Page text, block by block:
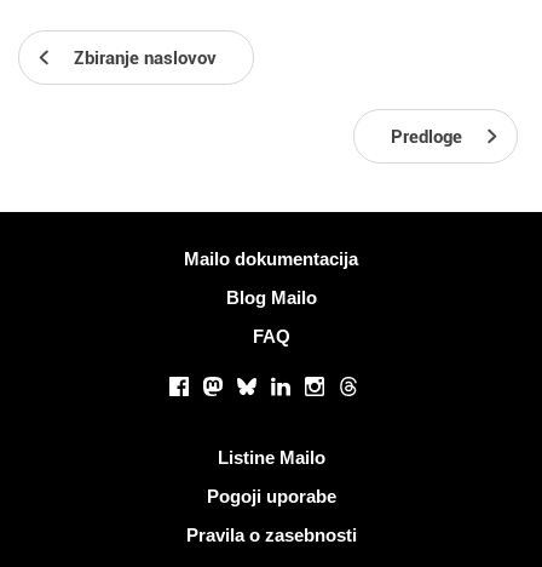
Zbiranje naslovov
Predloge
Mailo dokumentacija
Blog Mailo
FAQ
Facebook
Mastodon
BlueskyLinkedInInstagram
Threads
Listine Mailo
Pogoji uporabe
Pravila o zasebnosti